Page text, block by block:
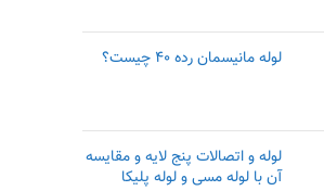
لوله مانیسمان رده ۴۰ چیست؟
لوله و اتصالات پنج لایه و مقایسه
آن با لوله مسی و لوله پلیکا